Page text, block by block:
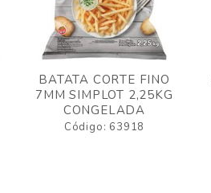
BATATA CORTE FINO
7MM SIMPLOT 2,25KG
CONGELADA
Código: 63918